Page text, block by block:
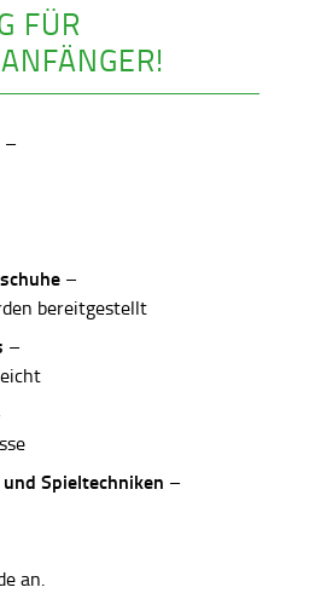
FÜR
–
–
bereitgestellt
–
Spieltechniken –
an.